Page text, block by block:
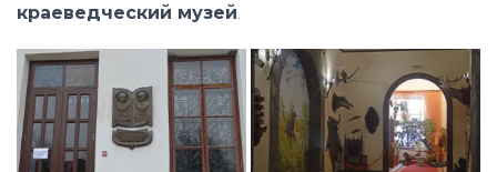
краеведческий музей